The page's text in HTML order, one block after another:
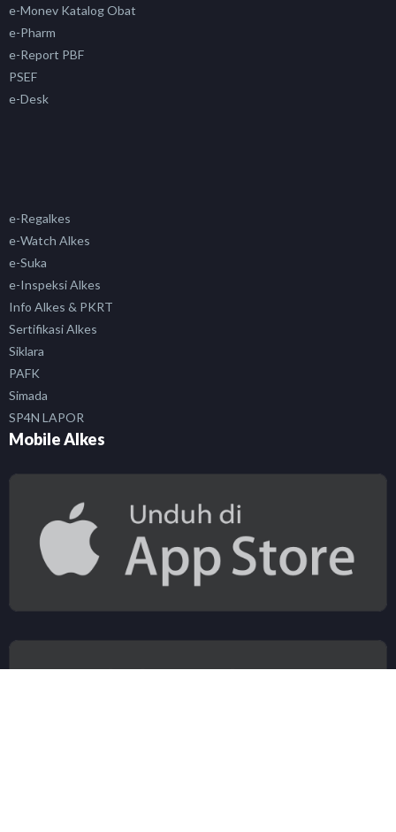
e-Monev Katalog Obat
e-Pharm
e-Report PBF
PSEF
e-Desk
e-Regalkes
e-Watch Alkes
e-Suka
e-Inspeksi Alkes
Info Alkes & PKRT
Sertifikasi Alkes
Siklara
PAFK
Simada
SP4N LAPOR
Mobile Alkes